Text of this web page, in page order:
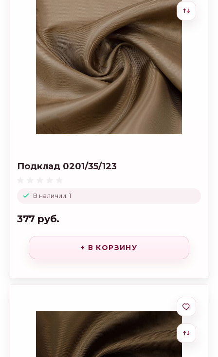
В наличии: 1
Подклад 0201/35/123
377 руб.
+ В КОРЗИНУ